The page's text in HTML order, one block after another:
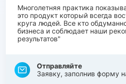
Многолетняя практика
это продукт который всегда
круга людей. Все кто
бизнеса и соблюдает наши
результатов"
Отправляйте
Заявку, заполнив форму